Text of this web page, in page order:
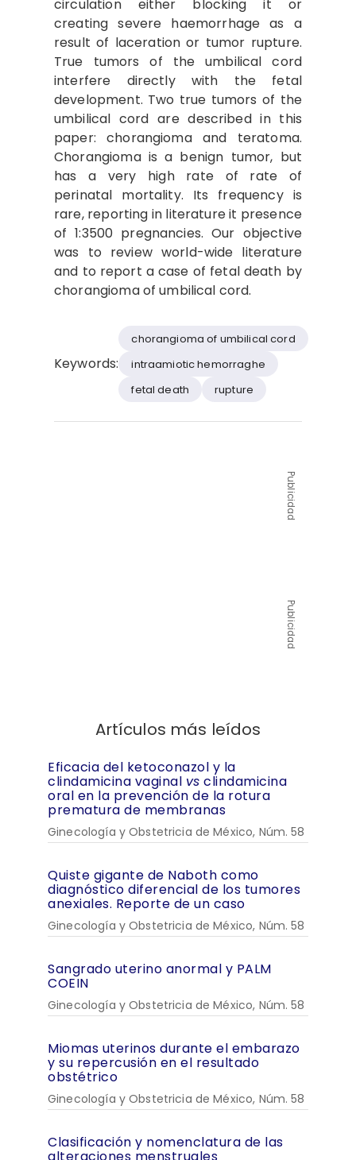
circulation either blocking it or
creating severe haemorrhage as a
result of laceration or tumor rupture.
True tumors of the umbilical cord
interfere directly with the fetal
development. Two true tumors of the
umbilical cord are described in this
paper: chorangioma and teratoma.
Chorangioma is a benign tumor, but
has a very high rate of rate of
perinatal mortality. Its frequency is
rare, reporting in literature it presence
of 1:3500 pregnancies. Our objective
was to review world-wide literature
and to report a case of fetal death by
chorangioma of umbilical cord.
Keywords:
chorangioma of umbilical cord
intraamiotic hemorraghe
fetal death
rupture
Publicidad
Publicidad
Artículos más leídos
Eficacia del ketoconazol y la
clindamicina vaginal vs clindamicina
oral en la prevención de la rotura
prematura de membranas
Ginecología y Obstetricia de México, Núm. 58
Quiste gigante de Naboth como
diagnóstico diferencial de los tumores
anexiales. Reporte de un caso
Ginecología y Obstetricia de México, Núm. 58
Sangrado uterino anormal y PALM
COEIN
Ginecología y Obstetricia de México, Núm. 58
Miomas uterinos durante el embarazo
y su repercusión en el resultado
obstétrico
Ginecología y Obstetricia de México, Núm. 58
Clasificación y nomenclatura de las